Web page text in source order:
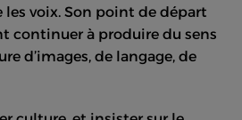
voix. Son point de départ
continuer à produire du sens
d’images, de langage, de